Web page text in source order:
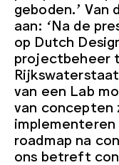
geboden.’ Van
aan: ‘Na de
op Dutch
projectbeheer
van een Lab
van concepten
implementeren
roadmap na
ons betreft